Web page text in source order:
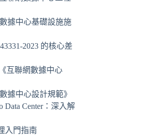
據中心基礎設施施
2023 的核心差
互聯網數據中心
據中心設計規範》
Data Center：深入解
入門指南